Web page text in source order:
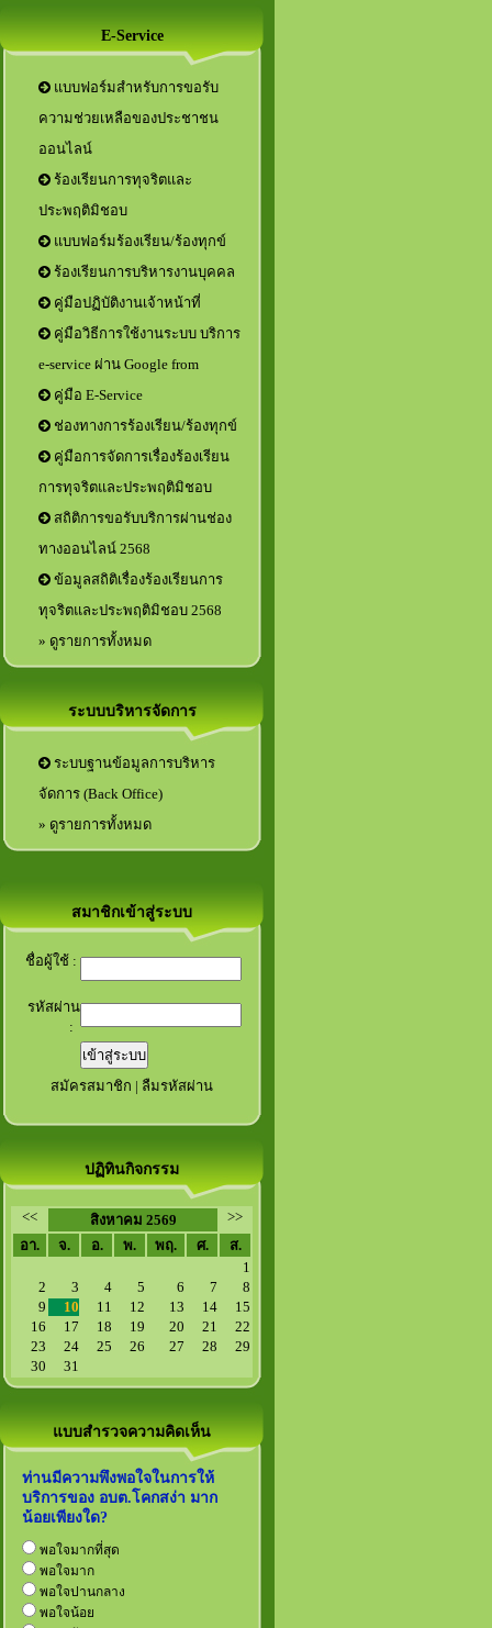
E-Service
แบบฟอร์มสำหรับการขอรับ
ความช่วยเหลือของประชาชน
ออนไลน์
ร้องเรียนการทุจริตและ
ประพฤติมิชอบ
แบบฟอร์มร้องเรียน/ร้องทุกข์
ร้องเรียนการบริหารงานบุคคล
คู่มือปฏิบัติงานเจ้าหน้าที่
คู่มือวิธีการใช้งานระบบ บริการ
e-service ผ่าน Google from
คู่มือ E-Service
ช่องทางการร้องเรียน/ร้องทุกข์
คู่มือการจัดการเรื่องร้องเรียน
การทุจริตและประพฤติมิชอบ
สถิติการขอรับบริการผ่านช่อง
ทางออนไลน์ 2568
ข้อมูลสถิติเรื่องร้องเรียนการ
ทุจริตและประพฤติมิชอบ 2568
» ดูรายการทั้งหมด
ระบบบริหารจัดการ
ระบบฐานข้อมูลการบริหาร
จัดการ (Back Office)
» ดูรายการทั้งหมด
สมาชิกเข้าสู่ระบบ
ชื่อผู้ใช้ :
รหัสผ่าน
:
สมัครสมาชิก | ลืมรหัสผ่าน
ปฏิทินกิจกรรม
<< สิงหาคม 2569
>>
อา.
จ. อ. พ. พฤ. ศ.
ส.
1
2
3 4 5 6 7
8
9
10 11 12 13 14
15
16
17 18 19 20 21
22
23
24 25 26 27 28
29
30
31
แบบสำรวจความคิดเห็น
ท่านมีความพึงพอใจในการให้
บริการของ อบต.โคกสง่า มาก
น้อยเพียงใด?
พอใจมากที่สุด
พอใจมาก
พอใจปานกลาง
พอใจน้อย